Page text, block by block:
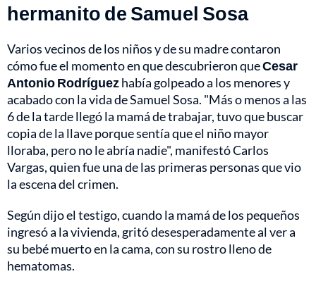
hermanito de Samuel Sosa
Varios vecinos de los niños y de su madre contaron
cómo fue el momento en que descubrieron queCesar
Antonio Rodríguezhabía golpeado a los menores y
acabado con la vida de Samuel Sosa. "Más o menos a las
6 de la tarde llegó la mamá de trabajar, tuvo que buscar
copia de la llave porque sentía que el niño mayor
lloraba, pero no le abría nadie", manifestó Carlos
Vargas, quien fue una de las primeras personas que vio
la escena del crimen.
Según dijo el testigo, cuando la mamá de los pequeños
ingresó a la vivienda, gritó desesperadamente al ver a
su bebé muerto en la cama, con su rostro lleno de
hematomas.